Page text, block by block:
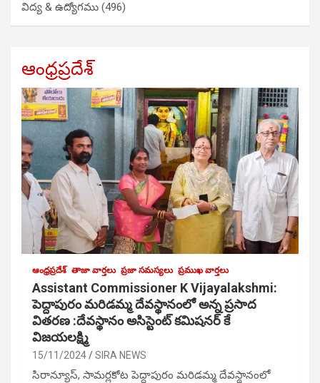
విద్య & ఉద్యోగము (496)
ఆంధ్రప్రదేశ్
ఆంధ్రప్రదేశ్ తాజా వార్తలు ప్రజా సమస్యలు ప్రముఖ వార్తలు
Assistant Commissioner K Vijayalakshmi:
పెద్దాపురం మరిడమ్మ దేవస్థానంలో అన్న ప్రసాద
వితరణ :దేవస్థానం అసిస్టెంట్ కమిషనర్ కే
విజయలక్ష్మి
15/11/2024 SIRA NEWS
సిరాన్యూస్, సామర్లకోట పెద్దాపురం మరిడమ్మ దేవస్థానంలో